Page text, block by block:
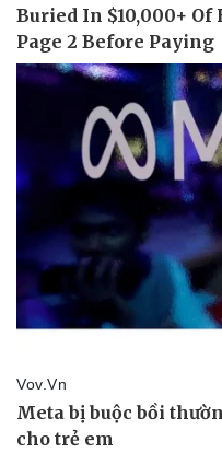
Vụ án
Tin nóng
Tư vấn luật